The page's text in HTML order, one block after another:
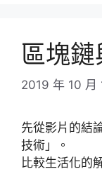
區塊
2019 年 10 月
先從影片的結
技術」。
比較生活化的